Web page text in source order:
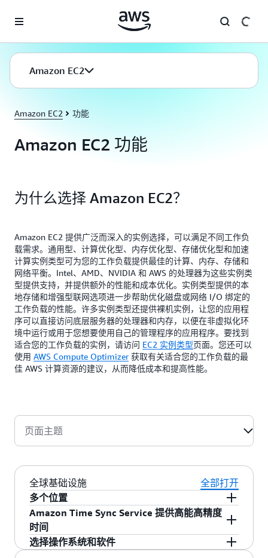
Amazon EC2
Amazon EC2 功能
Amazon EC2 功能
为什么选择 Amazon EC2？
Amazon EC2 提供广泛而深入的实例选择，可以满足不同工作负
载需求。通用型、计算优化型、内存优化型、存储优化型和加速
计算实例类型可为您的工作负载提供最佳的计算、内存、存储和
网络平衡。Intel、AMD、NVIDIA 和 AWS 的处理器为这些实例类
型提供支持，并提供额外的性能和成本优化。实例类型提供的本
地存储和增强型联网选项进一步帮助优化磁盘或网络 I/O 绑定的
工作负载的性能。许多实例类型还提供裸机实例，让您的应用程
序可以直接访问底层服务器的处理器和内存，以便在非虚拟化环
境中运行或用于您想要使用自己的管理程序的应用程序。要找到
适合您的工作负载的实例，请访问 EC2 实例类型页面。您还可以
使用 AWS Compute Optimizer 获取有关适合您的工作负载的最
佳 AWS 计算资源的建议，从而降低成本和提高性能。
页面主题
全球基础设施
全部打开
多个位置
Amazon EC2 可以将实例放在多个位置。Amazon
EC2 位置由区域和可用区构成。可用区是专用于
隔离其他可用区内故障的不同位置，可向相同地
Amazon Time Sync Service 提供高能高精度
时间
Amazon Time Sync Service 为包括 EC2 实例在内
选择操作系统和软件